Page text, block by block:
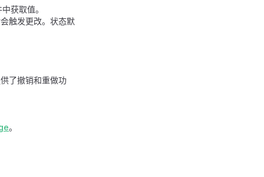
获取值。
触发更改。状态默
了撤销和重做功
。